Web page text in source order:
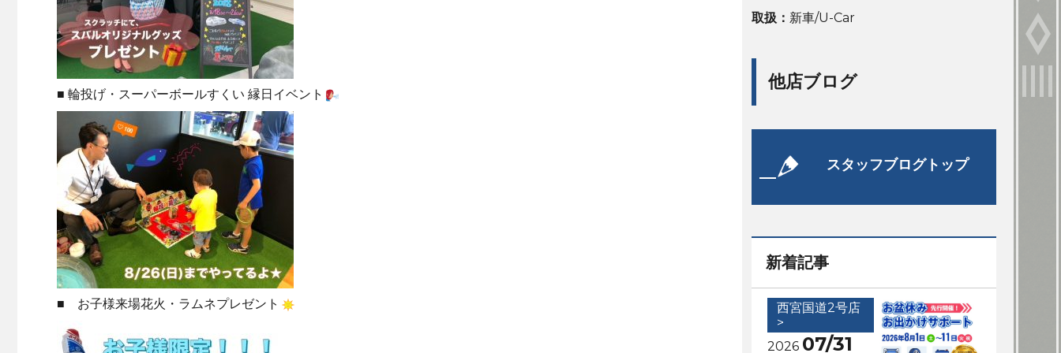
■ 輪投げ・スーパーボールすくい 縁日イベント
■ お子様来場花火・ラムネプレゼント
取扱： 新車/U-Car
他店ブログ
スタッフブログトップ
新着記事
西宮国道2号店
>
2026 07/31